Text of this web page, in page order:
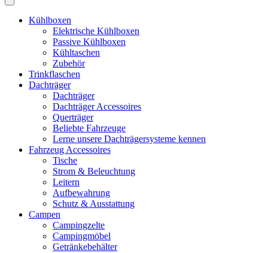
Kühlboxen
Elektrische Kühlboxen
Passive Kühlboxen
Kühltaschen
Zubehör
Trinkflaschen
Dachträger
Dachträger
Dachträger Accessoires
Querträger
Beliebte Fahrzeuge
Lerne unsere Dachträgersysteme kennen
Fahrzeug Accessoires
Tische
Strom & Beleuchtung
Leitern
Aufbewahrung
Schutz & Ausstattung
Campen
Campingzelte
Campingmöbel
Getränkebehälter